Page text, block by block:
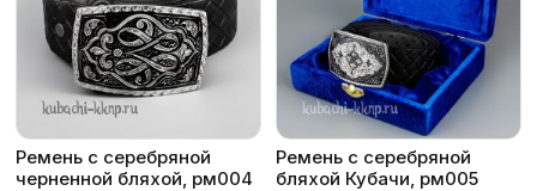
Ремень с серебряной
черненной бляхой, рм004
Ремень с серебряной
бляхой Кубачи, рм005